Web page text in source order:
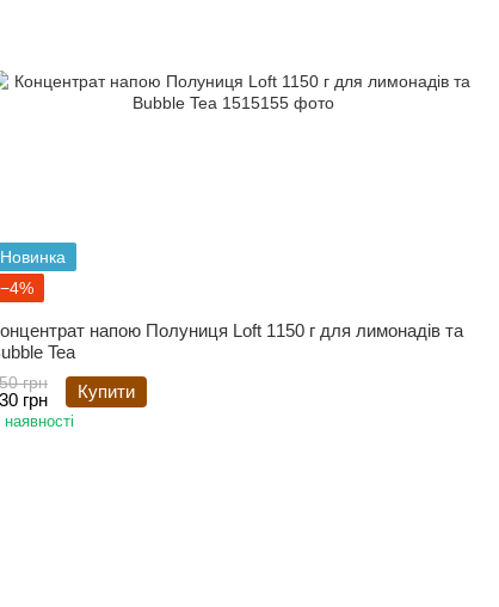
Новинка
−4%
напою Полуниця Loft 1150 г для лимонадів та
Tea
грн
грн Купити
наявності